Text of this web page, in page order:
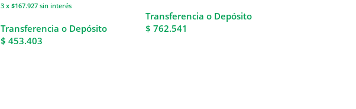
3 x $167.927 sin interés
Transferencia o Depósito
$ 453.403
Transferencia o Depósito
$ 762.541